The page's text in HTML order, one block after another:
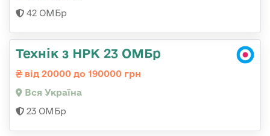
42 ОМБр
Технік з НРК 23 ОМБр
від 20000 до 190000 грн
Вся Україна
23 ОМБр